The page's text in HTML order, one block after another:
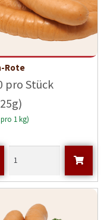
Rote
pro Stück
1 kg)